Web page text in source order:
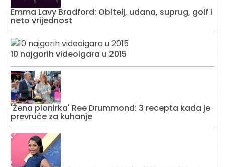
Emma Lavy Bradford: Obitelj, udana, suprug, golf i
neto vrijednost
10 najgorih videoigara u 2015
'Žena pionirka' Ree Drummond: 3 recepta kada je
prevruće za kuhanje